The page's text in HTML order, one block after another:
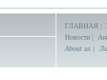
ГЛАВНАЯ |
Новости |
About us |